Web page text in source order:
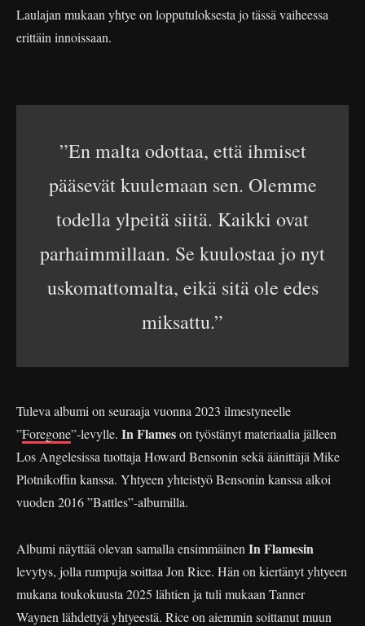
Laulajan mukaan yhtye on lopputuloksesta jo tässä vaiheessa
erittäin innoissaan.
”En malta odottaa, että ihmiset
pääsevät kuulemaan sen. Olemme
todella ylpeitä siitä. Kaikki ovat
parhaimmillaan. Se kuulostaa jo nyt
uskomattomalta, eikä sitä ole edes
miksattu.”
Tuleva albumi on seuraaja vuonna 2023 ilmestyneelle
”Foregone”-levylle. In Flameson työstänyt materiaalia jälleen
Los Angelesissa tuottaja Howard Bensonin sekä äänittäjä Mike
Plotnikoffin kanssa. Yhtyeen yhteistyö Bensonin kanssa alkoi
vuoden 2016 ”Battles”-albumilla.
Albumi näyttää olevan samalla ensimmäinen In Flamesin
levytys, jolla rumpuja soittaa Jon Rice. Hän on kiertänyt yhtyeen
mukana toukokuusta 2025 lähtien ja tuli mukaan Tanner
Waynen lähdettyä yhtyeestä. Rice on aiemmin soittanut muun